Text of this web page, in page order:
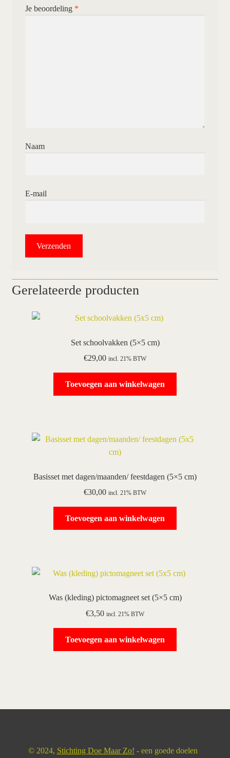
Je beoordeling *
Naam
E-mail
Gerelateerde producten
Set schoolvakken (5×5 cm)
€29,00 incl. 21% BTW
Toevoegen aan winkelwagen
Basisset met dagen/maanden/ feestdagen (5×5 cm)
€30,00 incl. 21% BTW
Toevoegen aan winkelwagen
Was (kleding) pictomagneet set (5×5 cm)
€3,50 incl. 21% BTW
Toevoegen aan winkelwagen
© 2024, Stichting Doe Maar Zo! - een goede doelen